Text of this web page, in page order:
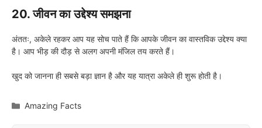
20. जीवन का उद्देश्य समझना
अंततः, अकेले रहकर आप यह सोच पाते हैं कि आपके जीवन का वास्तविक उद्देश्य क्या
है। आप भीड़ की दौड़ से अलग अपनी मंजिल तय करते हैं।
खुद को जानना ही सबसे बड़ा ज्ञान है और यह यात्रा अकेले ही शुरू होती है।
Categories
Amazing Facts